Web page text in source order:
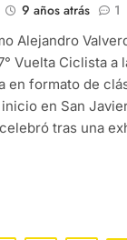
9 años atrás 1
Alejandro
Vuelta Ciclista a
en formato de
en San
tras una